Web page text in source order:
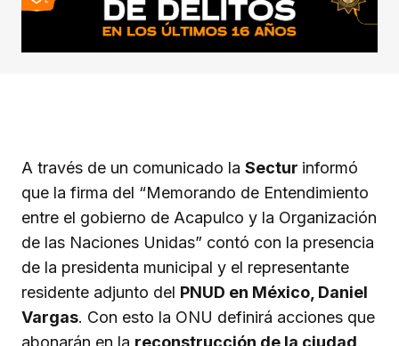
A través de un comunicado la Sectur informó
que la firma del “Memorando de Entendimiento
entre el gobierno de Acapulco y la Organización
de las Naciones Unidas” contó con la presencia
de la presidenta municipal y el representante
residente adjunto del PNUD en México, Daniel
Vargas. Con esto la ONU definirá acciones que
abonarán en la reconstrucción de la ciudad